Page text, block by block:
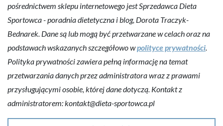
pośrednictwem sklepu internetowego jest Sprzedawca Dieta
Sportowca - poradnia dietetyczna i blog, Dorota Traczyk-
Bednarek. Dane są lub mogą być przetwarzane w celach oraz na
podstawach wskazanych szczegółowo wpolityce prywatności.
Polityka prywatności zawiera pełną informację na temat
przetwarzania danych przez administratora wraz z prawami
przysługującymi osobie, której dane dotyczą. Kontakt z
administratorem: kontakt@dieta-sportowca.pl